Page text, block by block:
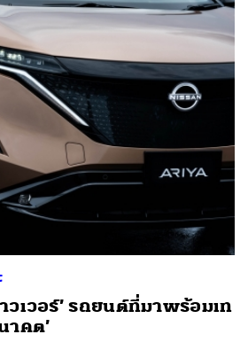
เวอร์’ รถยนต์ที่มาพร้อมเท
าคต’